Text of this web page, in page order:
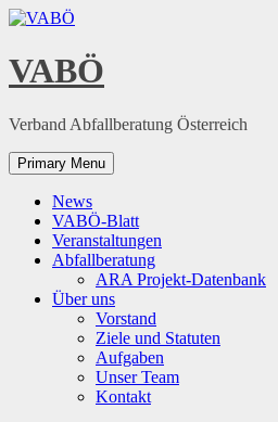
Skip
content
VABÖ
Verband Abfallberatung Österreich
Primary Menu
News
VABÖ-Blatt
Veranstaltungen
Abfallberatung
ARA Projekt-Datenbank
Über uns
Vorstand
Ziele und Statuten
Aufgaben
Unser Team
Kontakt